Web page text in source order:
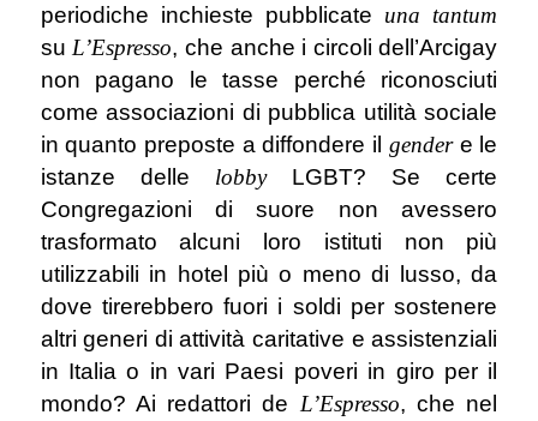
periodiche inchieste pubblicate una tantum
su L’Espresso, che anche i circoli dell’Arcigay
non pagano le tasse perché riconosciuti
come associazioni di pubblica utilità sociale
in quanto preposte a diffondere il gender e le
istanze delle lobby
LGBT? Se certe
Congregazioni di suore non avessero
trasformato alcuni loro istituti non più
utilizzabili in hotel più o meno di lusso, da
dove tirerebbero fuori i soldi per sostenere
altri generi di attività caritative e assistenziali
in Italia o in vari Paesi poveri in giro per il
mondo? Ai redattori de L’Espresso, che nel